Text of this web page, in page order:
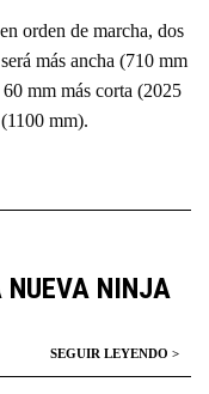
orden de marcha, dos
más ancha (710 mm
mm más corta (2025
mm).
NUEVA NINJA